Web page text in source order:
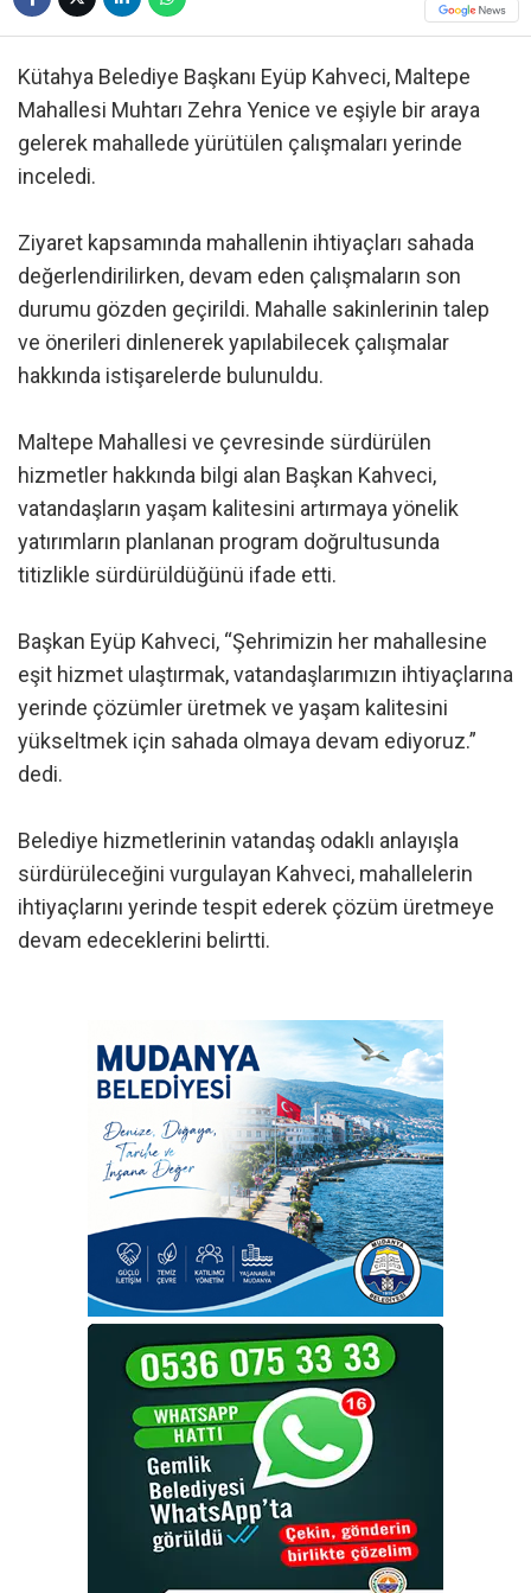
Kütahya Belediye Başkanı Eyüp Kahveci, Maltepe
Mahallesi Muhtarı Zehra Yenice ve eşiyle bir araya
gelerek mahallede yürütülen çalışmaları yerinde
inceledi.
Ziyaret kapsamında mahallenin ihtiyaçları sahada
değerlendirilirken, devam eden çalışmaların son
durumu gözden geçirildi. Mahalle sakinlerinin talep
ve önerileri dinlenerek yapılabilecek çalışmalar
hakkında istişarelerde bulunuldu.
Maltepe Mahallesi ve çevresinde sürdürülen
hizmetler hakkında bilgi alan Başkan Kahveci,
vatandaşların yaşam kalitesini artırmaya yönelik
yatırımların planlanan program doğrultusunda
titizlikle sürdürüldüğünü ifade etti.
Başkan Eyüp Kahveci, “Şehrimizin her mahallesine
eşit hizmet ulaştırmak, vatandaşlarımızın ihtiyaçlarına
yerinde çözümler üretmek ve yaşam kalitesini
yükseltmek için sahada olmaya devam ediyoruz.”
dedi.
Belediye hizmetlerinin vatandaş odaklı anlayışla
sürdürüleceğini vurgulayan Kahveci, mahallelerin
ihtiyaçlarını yerinde tespit ederek çözüm üretmeye
devam edeceklerini belirtti.